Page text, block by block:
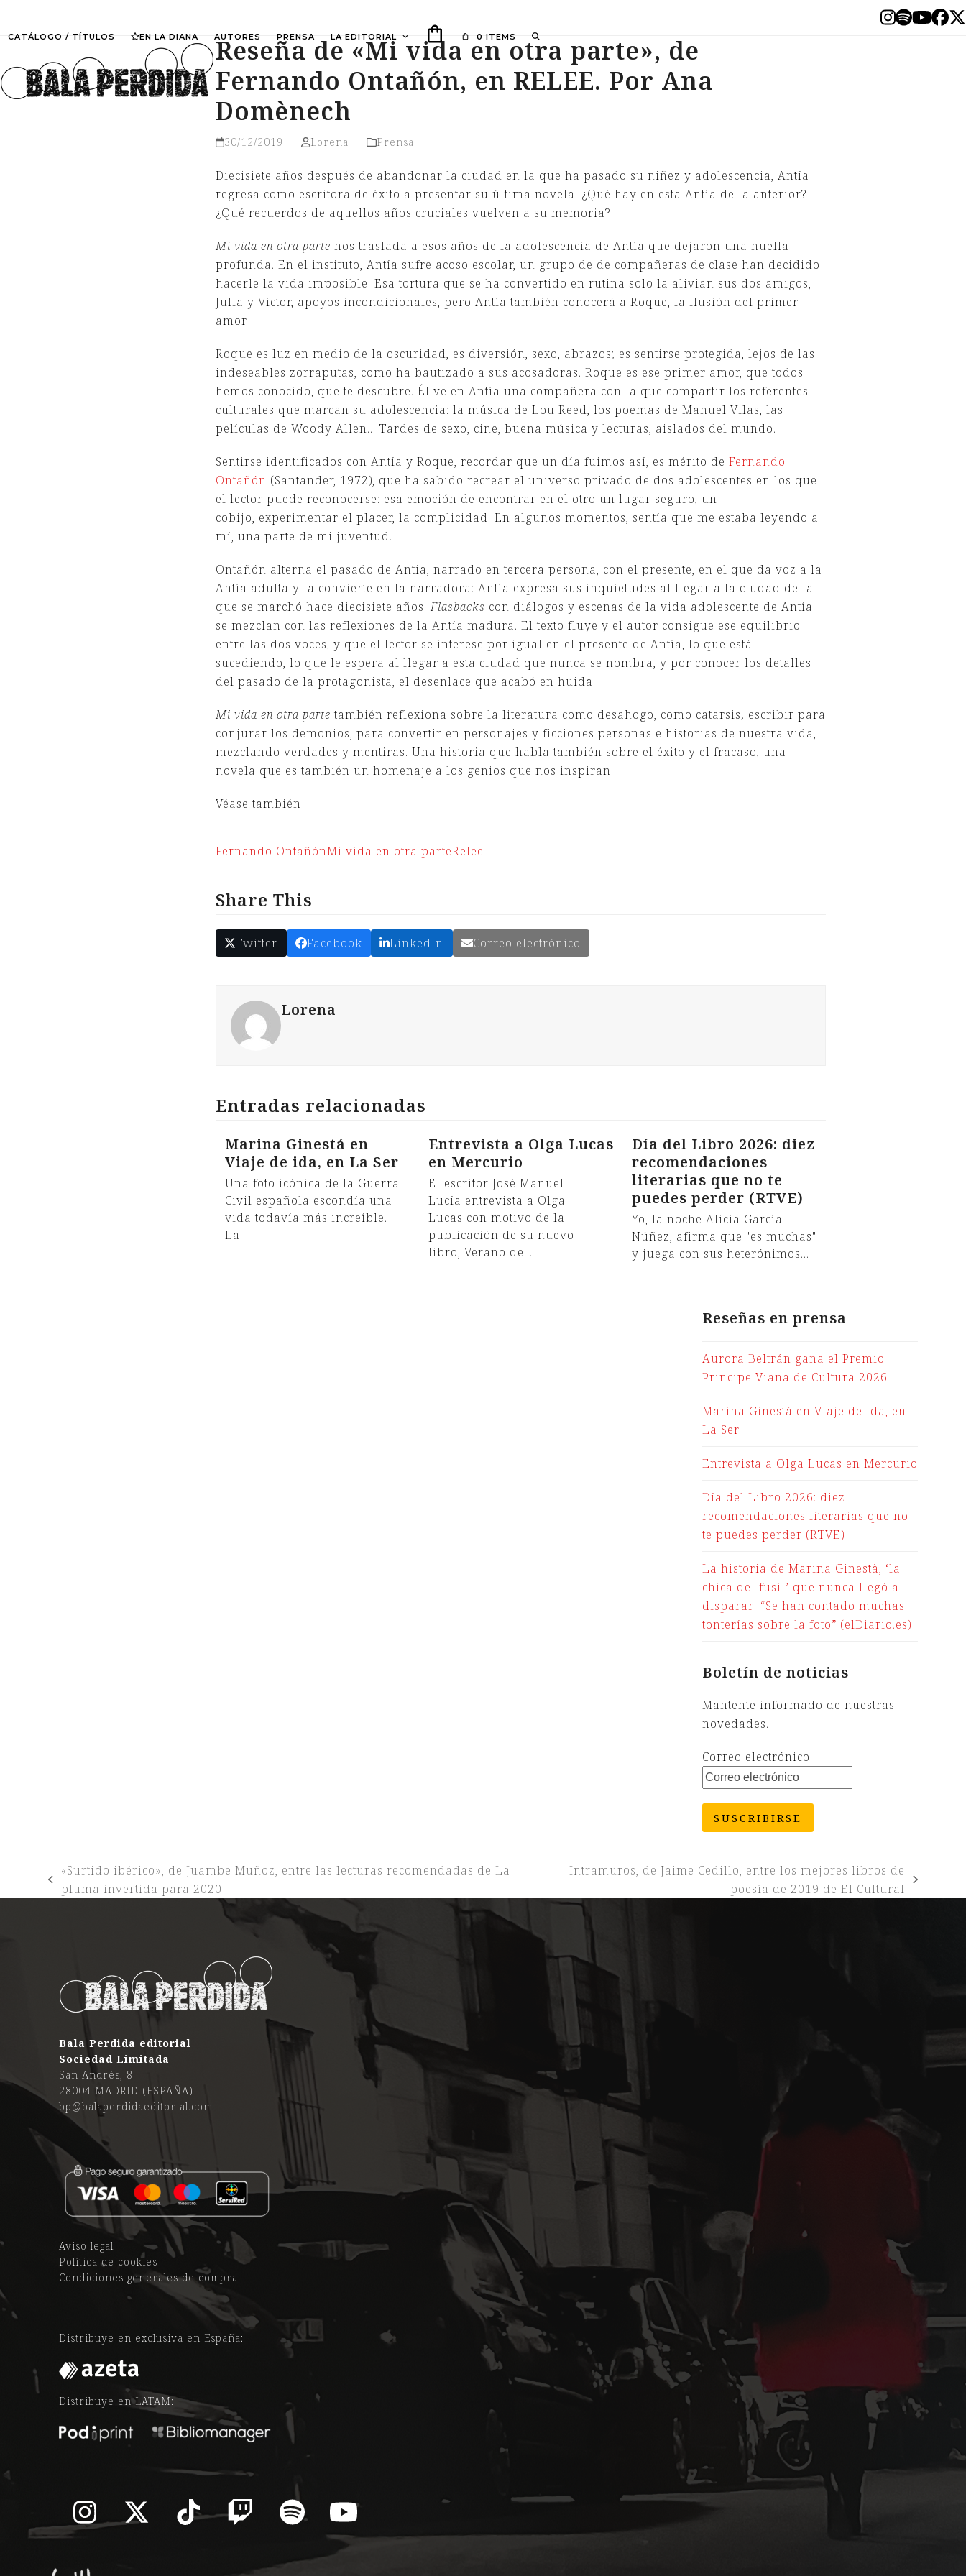
Instagram
Spotify
CATÁLOGO / TÍTULOS EN LA DIANA AUTORES PRENSA LA EDITORIAL 0 ITEMS
Reseña de «Mi vida en otra parte», de
Fernando Ontañón, en RELEE. Por Ana
Domènech
30/12/2019 Lorena Prensa
Diecisiete años después de abandonar la ciudad en la que ha pasado su niñez y adolescencia, Antía
regresa como escritora de éxito a presentar su última novela. ¿Qué hay en esta Antía de la anterior?
¿Qué recuerdos de aquellos años cruciales vuelven a su memoria?
Mi vida en otra parte nos traslada a esos años de la adolescencia de Antía que dejaron una huella
profunda. En el instituto, Antía sufre acoso escolar, un grupo de de compañeras de clase han decidido
hacerle la vida imposible. Esa tortura que se ha convertido en rutina solo la alivian sus dos amigos,
Julia y Víctor, apoyos incondicionales, pero Antía también conocerá a Roque, la ilusión del primer
amor.
Roque es luz en medio de la oscuridad, es diversión, sexo, abrazos; es sentirse protegida, lejos de las
indeseables zorraputas, como ha bautizado a sus acosadoras. Roque es ese primer amor, que todos
hemos conocido, que te descubre. Él ve en Antía una compañera con la que compartir los referentes
culturales que marcan su adolescencia: la música de Lou Reed, los poemas de Manuel Vilas, las
películas de Woody Allen… Tardes de sexo, cine, buena música y lecturas, aislados del mundo.
Sentirse identificados con Antía y Roque, recordar que un día fuimos así, es mérito de Fernando
Ontañón (Santander, 1972), que ha sabido recrear el universo privado de dos adolescentes en los que
el lector puede reconocerse: esa emoción de encontrar en el otro un lugar seguro, un
cobijo, experimentar el placer, la complicidad. En algunos momentos, sentía que me estaba leyendo a
mí, una parte de mi juventud.
Ontañón alterna el pasado de Antía, narrado en tercera persona, con el presente, en el que da voz a la
Antía adulta y la convierte en la narradora: Antía expresa sus inquietudes al llegar a la ciudad de la
que se marchó hace diecisiete años. Flasbacks con diálogos y escenas de la vida adolescente de Antía
se mezclan con las reflexiones de la Antía madura. El texto fluye y el autor consigue ese equilibrio
entre las dos voces, y que el lector se interese por igual en el presente de Antía, lo que está
sucediendo, lo que le espera al llegar a esta ciudad que nunca se nombra, y por conocer los detalles
del pasado de la protagonista, el desenlace que acabó en huida.
Mi vida en otra parte también reflexiona sobre la literatura como desahogo, como catarsis; escribir para
conjurar los demonios, para convertir en personajes y ficciones personas e historias de nuestra vida,
mezclando verdades y mentiras. Una historia que habla también sobre el éxito y el fracaso, una
novela que es también un homenaje a los genios que nos inspiran.
Véase también
Fernando OntañónMi vida en otra parteRelee
Share This
Twitter Facebook LinkedIn Correo electrónico
Lorena
Entradas relacionadas
Marina Ginestá en
Viaje de ida, en La Ser
Una foto icónica de la Guerra
Civil española escondía una
vida todavía más increíble.
La…
Entrevista a Olga Lucas
en Mercurio
El escritor José Manuel
Lucía entrevista a Olga
Lucas con motivo de la
publicación de su nuevo
libro, Verano de…
Día del Libro 2026: diez
recomendaciones
literarias que no te
puedes perder (RTVE)
Yo, la noche Alicia García
Núñez, afirma que "es muchas"
y juega con sus heterónimos…
Reseñas en prensa
Aurora Beltrán gana el Premio
Principe Viana de Cultura 2026
Marina Ginestá en Viaje de ida, en
La Ser
Entrevista a Olga Lucas en Mercurio
Día del Libro 2026: diez
recomendaciones literarias que no
te puedes perder (RTVE)
La historia de Marina Ginestà, ‘la
chica del fusil’ que nunca llegó a
disparar: “Se han contado muchas
tonterías sobre la foto” (elDiario.es)
Boletín de noticias
Mantente informado de nuestras
novedades.
Correo electrónico
SUSCRIBIRSE
previous
«Surtido ibérico», de Juambe Muñoz, entre las lecturas recomendadas de La
pluma invertida para 2020
Intramuros, de Jaime Cedillo, entre los mejores libros de
poesía de 2019 de El Cultural
Bala Perdida editorial
Sociedad Limitada
San Andrés, 8
28004 MADRID (ESPAÑA)
bp@balaperdidaeditorial.com
Aviso legal
Política de cookies
Condiciones generales de compra
Distribuye en exclusiva en España:
Distribuye en LATAM:
Instagram
TwitterTiktokTwitchSpotifyYouTube